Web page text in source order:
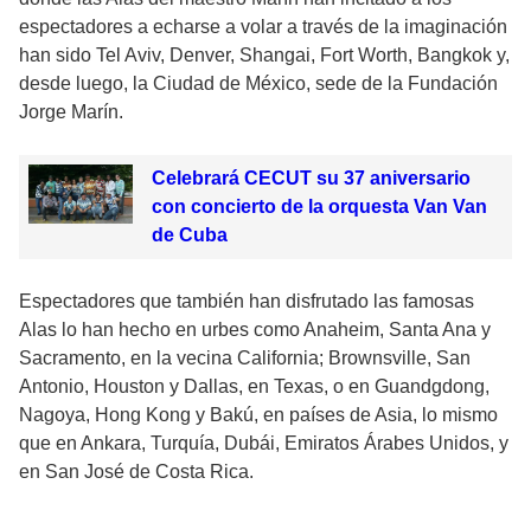
espectadores a echarse a volar a través de la imaginación
han sido Tel Aviv, Denver, Shangai, Fort Worth, Bangkok y,
desde luego, la Ciudad de México, sede de la Fundación
Jorge Marín.
Celebrará CECUT su 37 aniversario
con concierto de la orquesta Van Van
de Cuba
Espectadores que también han disfrutado las famosas
Alas lo han hecho en urbes como Anaheim, Santa Ana y
Sacramento, en la vecina California; Brownsville, San
Antonio, Houston y Dallas, en Texas, o en Guandgdong,
Nagoya, Hong Kong y Bakú, en países de Asia, lo mismo
que en Ankara, Turquía, Dubái, Emiratos Árabes Unidos, y
en San José de Costa Rica.